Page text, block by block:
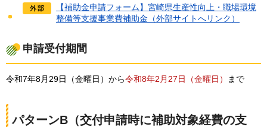
【補助金申請フォーム】宮崎県生産性向上・職場環境
整備等支援事業費補助金（外部サイトへリンク）
申請受付期間
令和7年8月29日（金曜日）から令和8年2月27日（金曜日） まで
パターンB（交付申請時に補助対象経費の支